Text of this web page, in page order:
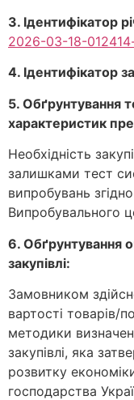
3. Ідентифікатор
2026-03-18-
4. Ідентифікатор
5. Обґрунтування
характеристик
Необхiднiсть
залишками тест
випробувань
Випробувального
6. Обґрунтування
закупівлі:
Замовником
вартості товарів/
методики
закупівлі, яка
розвитку
господарства